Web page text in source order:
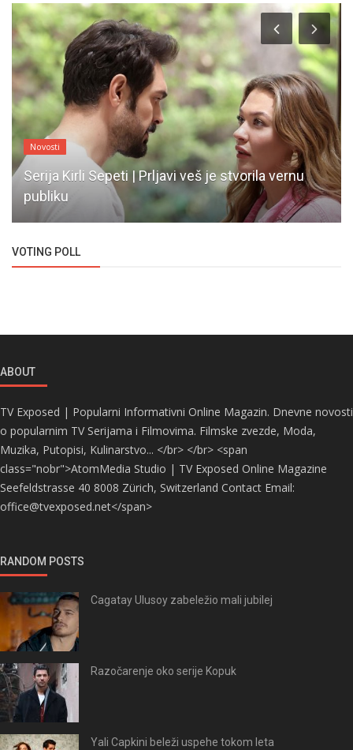
Novosti
Serija Kirli Sepeti | Prljavi veš je stvorila vernu
publiku
VOTING POLL
ABOUT
TV Exposed | Popularni Informativni Online Magazin. Dnevne novosti
o popularnim TV Serijama i Filmovima. Filmske zvezde, Moda,
Muzika, Putopisi, Kulinarstvo... </br> </br> <span
class="nobr">AtomMedia Studio | TV Exposed Online Magazine
Seefeldstrasse 40 8008 Zürich, Switzerland Contact Email:
office@tvexposed.net</span>
RANDOM POSTS
Cagatay Ulusoy zabeležio mali jubilej
Razočarenje oko serije Kopuk
Yali Capkini beleži uspehe tokom leta